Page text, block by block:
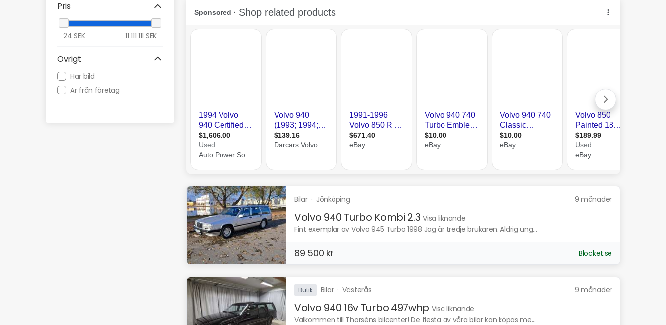
Pris
24 SEK 11 111 111 SEK
Övrigt
Har bild
Är från företag
Bilar· Jönköping 9 månader
Volvo 940 Turbo Kombi 2.3 Visa liknande
Fint exemplar av Volvo 945 Turbo 1998 Jag är tredje brukaren. Aldrig ung...
89 500 kr Blocket.se
Butik Bilar· Västerås 9 månader
Volvo 940 16v Turbo 497whp Visa liknande
Välkommen till Thorséns bilcenter! De flesta av våra bilar kan köpas me...